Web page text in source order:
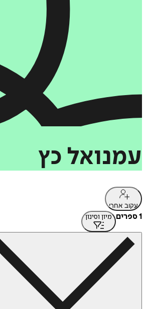
עמנואל כץ
עקוב אחרי
1 ספרים מיון וסינון